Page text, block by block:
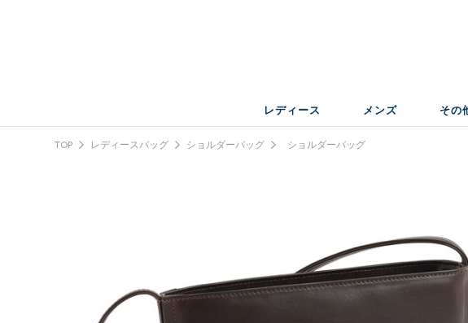
レディース メンズ その
TOP レディースバッグ ショルダーバッグ ショルダーバッグ